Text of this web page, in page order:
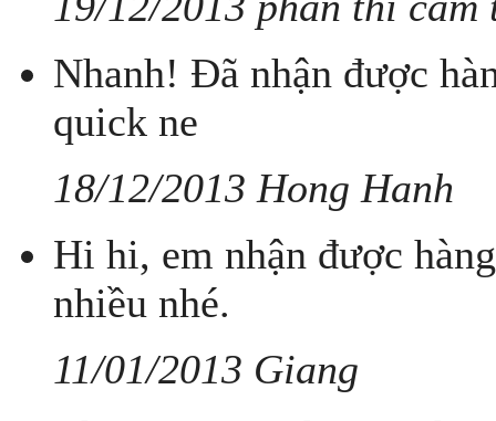
Nhanh! Đã nhận được
quick ne
18/12/2013 Hong Hanh
Hi hi, em nhận được
nhiều nhé.
11/01/2013 Giang